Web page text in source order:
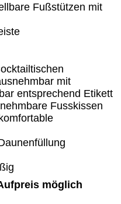
Fußstützen mit
mit
entsprechend Etikett
Fusskissen
möglich